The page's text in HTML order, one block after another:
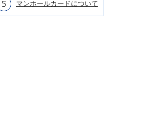
マンホールカードについて